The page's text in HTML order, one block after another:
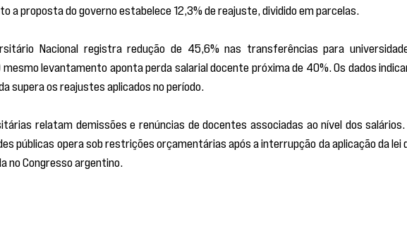
a proposta do governo estabelece 12,3% de reajuste, dividido em parcelas.
Nacional registra redução de 45,6% nas transferências para
mesmo levantamento aponta perda salarial docente próxima de 40%. Os dados
supera os reajustes aplicados no período.
relatam demissões e renúncias de docentes associadas ao nível dos salários.
públicas opera sob restrições orçamentárias após a interrupção da aplicação da lei
no Congresso argentino.